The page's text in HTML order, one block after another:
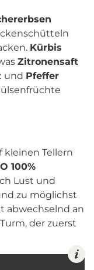
Kürbis
Zitronensaft
und Pfeffer
kleinen Tellern
100%
Lust und
zu möglichst
abwechselnd an
der zuerst